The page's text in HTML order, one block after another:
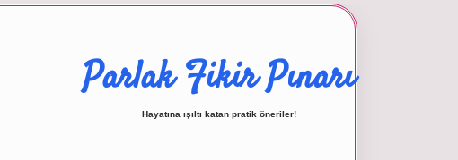
Parlak Fikir Pınarı
Hayatına ışıltı katan pratik öneriler!